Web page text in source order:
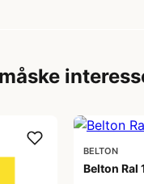
BELTON
Belton Ral